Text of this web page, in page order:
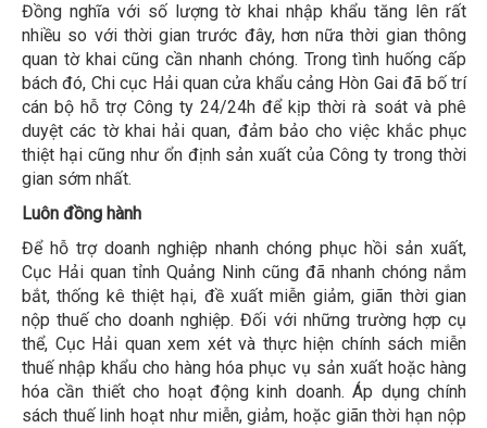
Đồng nghĩa với số lượng tờ khai nhập khẩu tăng lên rất
nhiều so với thời gian trước đây, hơn nữa thời gian thông
quan tờ khai cũng cần nhanh chóng. Trong tình huống cấp
bách đó, Chi cục Hải quan cửa khẩu cảng Hòn Gai đã bố trí
cán bộ hỗ trợ Công ty 24/24h để kịp thời rà soát và phê
duyệt các tờ khai hải quan, đảm bảo cho việc khắc phục
thiệt hại cũng như ổn định sản xuất của Công ty trong thời
gian sớm nhất.
Luôn đồng hành
Để hỗ trợ doanh nghiệp nhanh chóng phục hồi sản xuất,
Cục Hải quan tỉnh Quảng Ninh cũng đã nhanh chóng nắm
bắt, thống kê thiệt hại, đề xuất miễn giảm, giãn thời gian
nộp thuế cho doanh nghiệp. Đối với những trường hợp cụ
thể, Cục Hải quan xem xét và thực hiện chính sách miễn
thuế nhập khẩu cho hàng hóa phục vụ sản xuất hoặc hàng
hóa cần thiết cho hoạt động kinh doanh. Áp dụng chính
sách thuế linh hoạt như miễn, giảm, hoặc giãn thời hạn nộp